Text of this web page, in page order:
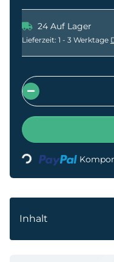
24 Auf Lager
Lieferzeit: 1 - 3 Werktage
Inhalt